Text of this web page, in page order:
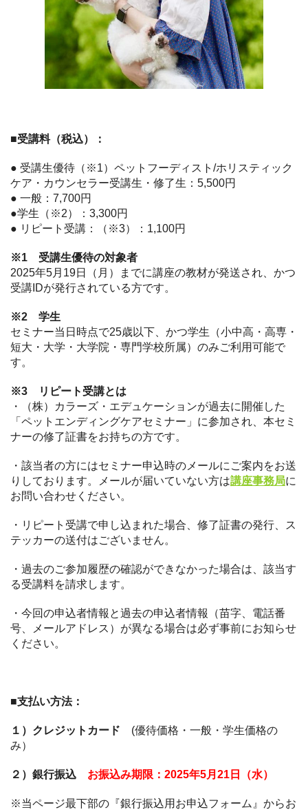
■受講料（税込）：
● 受講生優待（※1）ペットフーディスト/ホリスティック
ケア・カウンセラー受講生・修了生：5,500円
● 一般：7,700円
●学生 （※2）
：3,300円
● リピート受講：（※3）：1,100円
※1 受講生優待の対象者
2025年5月19日（月）までに講座の教材が発送され、かつ
受講IDが発行されている方です。
※2 学生
セミナー当日時点で25歳以下、かつ学生（小中高・高専・
短大・大学・大学院・専門学校所属）のみご利用可能で
す。
※3 リピート受講とは
・（株）カラーズ・エデュケーションが過去に開催した
「ペットエンディングケアセミナー」に参加され、本セミ
ナーの修了証書をお持ちの方です。
・該当者の方にはセミナー申込時のメールにご案内をお送
りしております。メールが届いていない方は講座事務局に
お問い合わせください。
・リピート受講で申し込まれた場合、修了証書の発行、ス
テッカーの送付はございません。
・過去のご参加履歴の確認ができなかった場合は、該当す
る受講料を請求します。
・今回の申込者情報と過去の申込者情報（苗字、電話番
号、メールアドレス）が異なる場合は必ず事前にお知らせ
ください。
■支払い方法：
１）クレジットカード (優待価格・一般・学生価格の
み）
２）銀行振込 お振込み期限：2025年5月21日（水）
※当ページ最下部の『銀行振込用お申込フォーム』からお